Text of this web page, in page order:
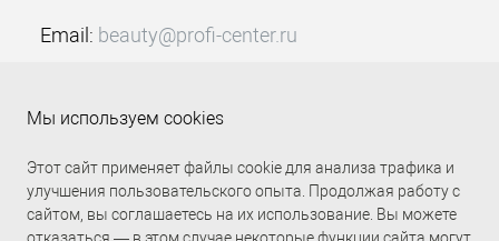
гарантируя быстрый и долговечный
Email: beauty@profi-center.ru
Прямая связь Profi Center
Мы используем cookies
Этот сайт применяет файлы cookie для анализа трафика и
улучшения пользовательского опыта. Продолжая работу с
сайтом, вы соглашаетесь на их использование. Вы можете